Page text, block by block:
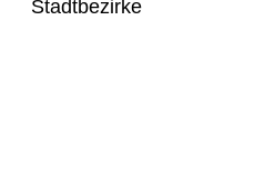
Stadtbezirke